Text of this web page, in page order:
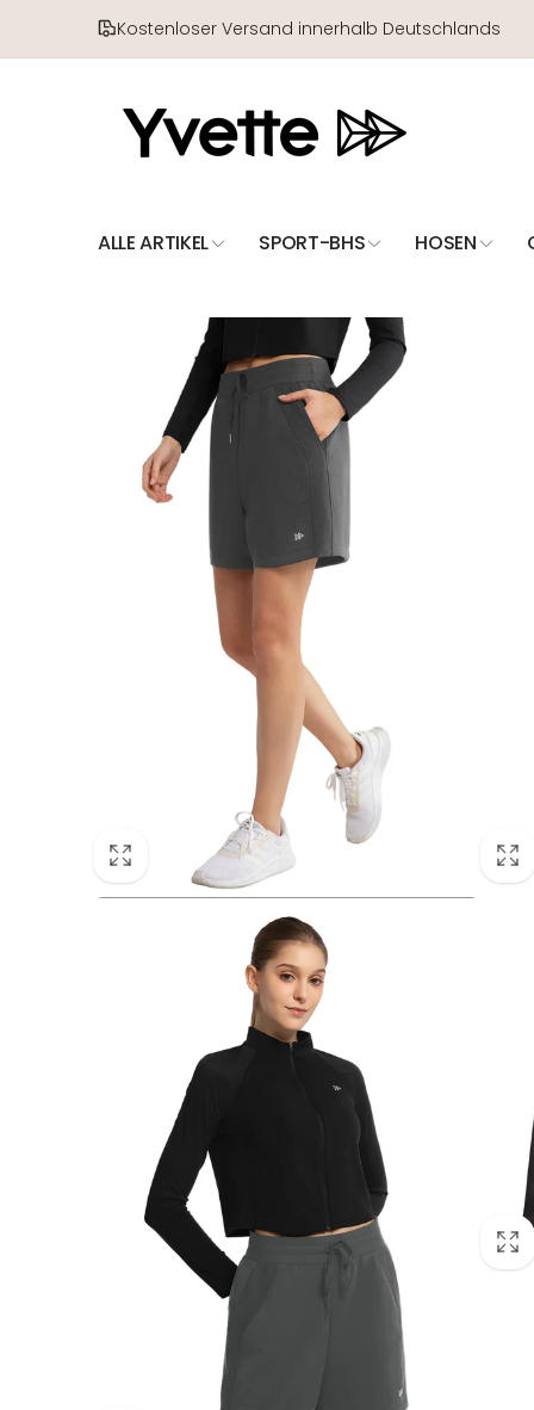
Kostenloser Versand innerhalb Deutschlands
ALLE ARTIKEL SPORT-BHS HOSEN
Produktinformationen